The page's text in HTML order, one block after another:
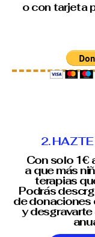
o con tarjeta
2.
Con solo 1€
a que más
terapias
Podrás
de donaciones
y